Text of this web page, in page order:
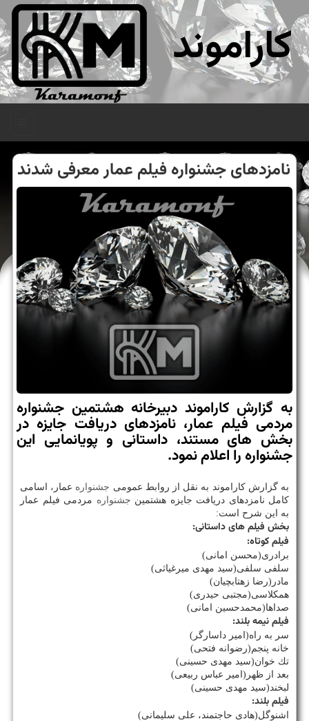
کاراموند
نامزدهای جشنواره فیلم عمار معرفی شدند
به گزارش كاراموند دبیرخانه هشتمین جشنواره
مردمی فیلم عمار، نامزدهای دریافت جایزه در
بخش های مستند، داستانی و پویانمایی این
جشنواره را اعلام نمود.
به گزارش كاراموند به نقل از روابط عمومی جشنواره عمار، اسامی
كامل نامزدهای دریافت جایزه هشتمین جشنواره مردمی فیلم عمار
به این شرح است:
بخش فیلم های داستانی:
فیلم كوتاه:
برادری(محسن امانی)
سلفی سلفی(سید مهدی میرغیاثی)
مادر(رضا زهتابچیان)
همكلاسی(مجتبی حیدری)
صداها(محمدحسین امانی)
فیلم نیمه بلند:
سر به راه(امیر داسارگر)
خانه پنجم(رضوانه فتحی)
تك خوان(سید مهدی حسینی)
بعد از ظهر(امیر عباس ربیعی)
لبخند(سید مهدی حسینی)
فیلم بلند:
اشنوگل(هادی حاجتمند، علی سلیمانی)